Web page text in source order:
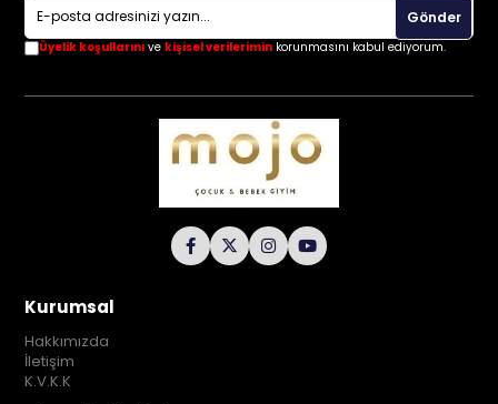
Gönder
Üyelik koşullarını ve kişisel verilerimin korunmasını kabul ediyorum.
Kurumsal
Hakkımızda
İletişim
K.V.K.K